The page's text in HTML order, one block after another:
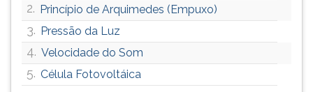
2. Princípio de Arquimedes (Empuxo)
3. Pressão da Luz
4. Velocidade do Som
5. Célula Fotovoltáica